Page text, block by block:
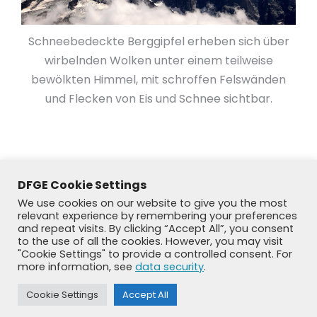
Schneebedeckte Berggipfel erheben sich über
wirbelnden Wolken unter einem teilweise
bewölkten Himmel, mit schroffen Felswänden
und Flecken von Eis und Schnee sichtbar.
Previously used menu 1
+49 8192 99 7 33-20
DFGE Cookie Settings
We use cookies on our website to give you the most
relevant experience by remembering your preferences
and repeat visits. By clicking “Accept All”, you consent
to the use of all the cookies. However, you may visit
"Cookie Settings" to provide a controlled consent. For
more information, see data security.
Cookie Settings Accept All